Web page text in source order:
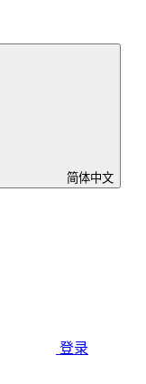
简体中文
登录